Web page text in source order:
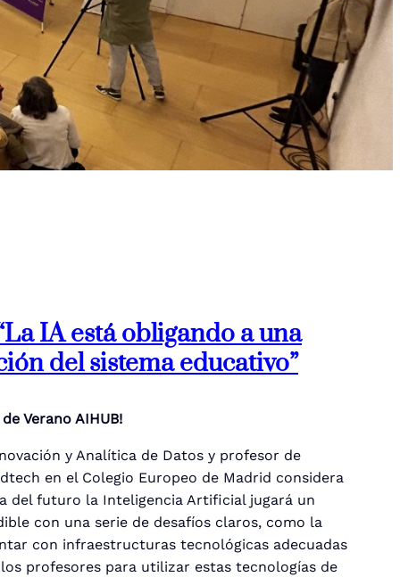
IA está obligando a una
del sistema educativo”
Verano AIHUB!
y Analítica de Datos y profesor de
en el Colegio Europeo de Madrid considera
del futuro la Inteligencia Artificial jugará un
con una serie de desafíos claros, como la
con infraestructuras tecnológicas adecuadas
profesores para utilizar estas tecnologías de